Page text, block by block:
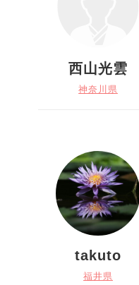
西山光雲
神奈川県
takuto
福井県